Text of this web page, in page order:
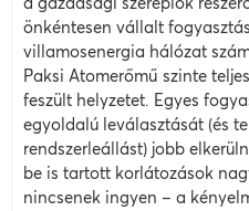
önkéntesen vállalt
villamosenergia hálózat
Paksi Atomerőmű szinte
feszült helyzetet. Egyes
egyoldalú leválasztását (és
rendszerleállást) jobb
be is tartott korlátozások
nincsenek ingyen – a